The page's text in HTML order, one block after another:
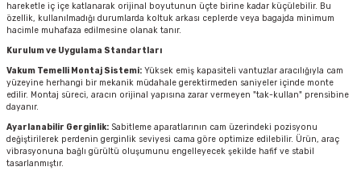
hareketle iç içe katlanarak orijinal boyutunun üçte birine kadar küçülebilir. Bu
özellik, kullanılmadığı durumlarda koltuk arkası ceplerde veya bagajda minimum
hacimle muhafaza edilmesine olanak tanır.
Kurulum ve Uygulama Standartları
Vakum Temelli Montaj Sistemi: Yüksek emiş kapasiteli vantuzlar aracılığıyla cam
yüzeyine herhangi bir mekanik müdahale gerektirmeden saniyeler içinde monte
edilir. Montaj süreci, aracın orijinal yapısına zarar vermeyen "tak-kullan" prensibine
dayanır.
Ayarlanabilir Gerginlik: Sabitleme aparatlarının cam üzerindeki pozisyonu
değiştirilerek perdenin gerginlik seviyesi cama göre optimize edilebilir. Ürün, araç
vibrasyonuna bağlı gürültü oluşumunu engelleyecek şekilde hafif ve stabil
tasarlanmıştır.